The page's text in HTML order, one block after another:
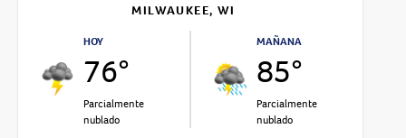
MILWAUKEE, WI
HOY
76°
Parcialmente
nublado
MAÑANA
85°
Parcialmente
nublado